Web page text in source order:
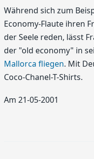
Während sich zum
Economy-Flaute ihren
der Seele reden, lässt
der "old economy" in
Mallorca fliegen. Mit
Coco-Chanel-T-Shirts.
Am 21-05-2001